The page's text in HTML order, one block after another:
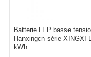
Batterie LFP basse
Hanxingcn série XINGXI-
kWh